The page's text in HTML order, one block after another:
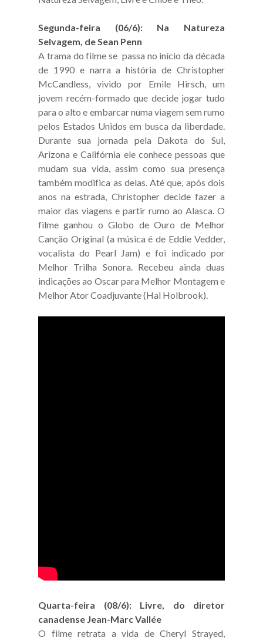
Segunda-feira (06/6): Na Natureza
Selvagem, de Sean Penn
A trama do filme se passa no início da década
de 1990 e narra a história de Christopher
McCandless, vivido por Emile Hirsch, um
jovem recém-formado que decide jogar tudo
para o alto e embarcar numa viagem sem rumo
pelos Estados Unidos em busca da liberdade.
Durante sua jornada pela Dakota do Sul,
Arizona e Califórnia ele conhece pessoas que
mudam sua vida, assim como sua presença
também modifica as delas. Até que, após dois
anos na estrada, Christopher decide fazer a
maior das viagens e partir rumo ao Alasca. O
filme ganhou o Globo de Ouro de Melhor
Canção Original (a música é de Eddie Vedder,
vocalista do Pearl Jam) e foi indicado por
Melhor Trilha Sonora. Recebeu ainda duas
indicações ao Oscar para Melhor Montagem e
Melhor Ator Coadjuvante (Hal Holbrook).
Quarta-feira (08/6): Livre, do diretor
canadense Jean-Marc Vallée
O filme retrata a vida de Cheryl Strayed,